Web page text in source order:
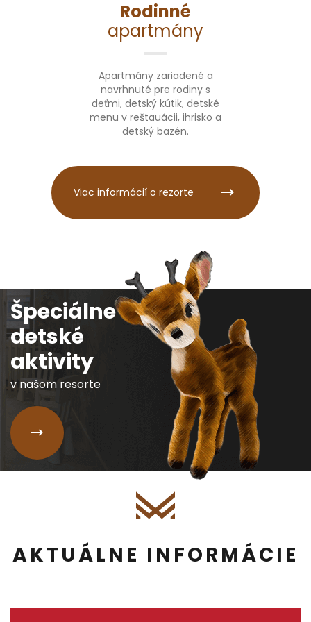
Rodinné
apartmány
Apartmány zariadené a
navrhnuté pre rodiny s
deťmi, detský kútik, detské
menu v reštauácii, ihrisko a
detský bazén.
Viac informácií o rezorte
Špeciálne
detské
aktivity
v našom resorte
AKTUÁLNE INFORMÁCIE